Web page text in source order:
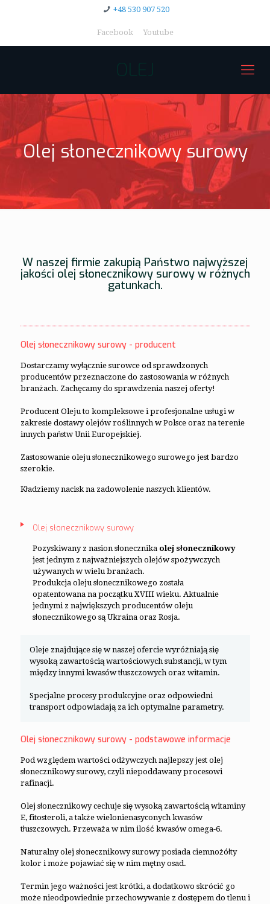
+48 530 907 520
Facebook Youtube
OLEJ
Olej słonecznikowy surowy
W naszej firmie zakupią Państwo najwyższej
jakości olej słonecznikowy surowy w różnych
gatunkach.
Olej słonecznikowy surowy - producent
Dostarczamy wyłącznie surowce od sprawdzonych
producentów przeznaczone do zastosowania w różnych
branżach. Zachęcamy do sprawdzenia naszej oferty!
Producent Oleju to kompleksowe i profesjonalne usługi w
zakresie dostawy olejów roślinnych w Polsce oraz na terenie
innych państw Unii Europejskiej.
Zastosowanie oleju słonecznikowego surowego jest bardzo
szerokie.
Kładziemy nacisk na zadowolenie naszych klientów.
Olej słonecznikowy surowy
Pozyskiwany z nasion słonecznika olej słonecznikowy
jest jednym z najważniejszych olejów spożywczych
używanych w wielu branżach.
Produkcja oleju słonecznikowego została
opatentowana na początku XVIII wieku. Aktualnie
jednymi z największych producentów oleju
słonecznikowego są Ukraina oraz Rosja.
Oleje znajdujące się w naszej ofercie wyróżniają się
wysoką zawartością wartościowych substancji, w tym
między innymi kwasów tłuszczowych oraz witamin.
Specjalne procesy produkcyjne oraz odpowiedni
transport odpowiadają za ich optymalne parametry.
Olej słonecznikowy surowy - podstawowe informacje
Pod względem wartości odżywczych najlepszy jest olej
słonecznikowy surowy, czyli niepoddawany procesowi
rafinacji.
Olej słonecznikowy cechuje się wysoką zawartością witaminy
E, fitosteroli, a także wielonienasyconych kwasów
tłuszczowych. Przeważa w nim ilość kwasów omega-6.
Naturalny olej słonecznikowy surowy posiada ciemnożółty
kolor i może pojawiać się w nim mętny osad.
Termin jego ważności jest krótki, a dodatkowo skrócić go
może nieodpowiednie przechowywanie z dostępem do tlenu i